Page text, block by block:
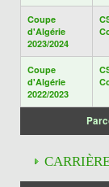
Coupe
d'Algérie
2023/2024
Coupe
d'Algérie
2022/2023